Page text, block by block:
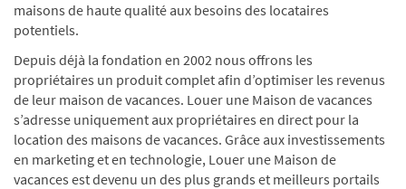
maisons de haute qualité aux besoins des locataires
potentiels.
Depuis déjà la fondation en 2002 nous offrons les
propriétaires un produit complet afin d’optimiser les revenus
de leur maison de vacances. Louer une Maison de vacances
s’adresse uniquement aux propriétaires en direct pour la
location des maisons de vacances. Grâce aux investissements
en marketing et en technologie, Louer une Maison de
vacances est devenu un des plus grands et meilleurs portails